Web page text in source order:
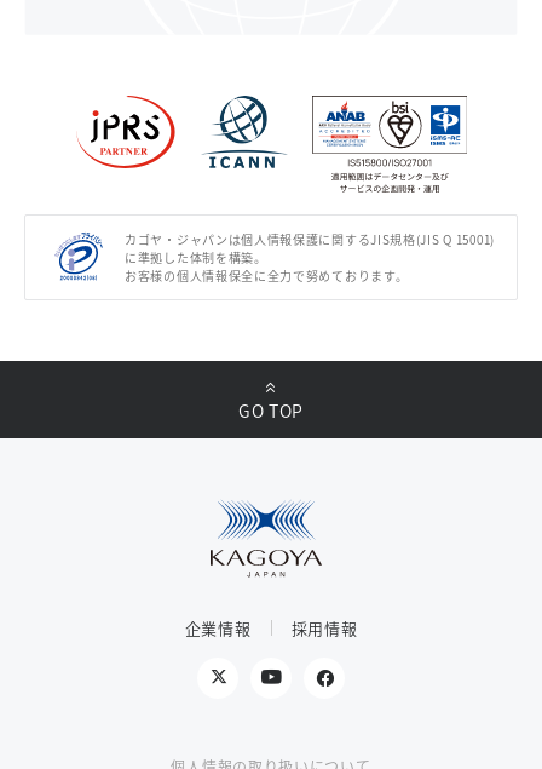
カゴヤ・ジャパンは個人情報保護に関するJIS規格(JIS Q 15001)
に準拠した体制を構築。
お客様の個人情報保全に全力で努めております。
企業情報 採用情報
GO TOP